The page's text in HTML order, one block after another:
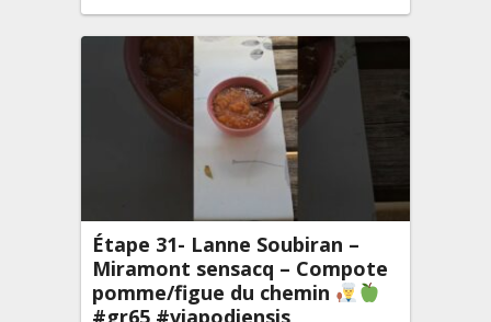
Étape 31- Lanne Soubiran –
Miramont sensacq – Compote
pomme/figue du chemin
#gr65 #viapodiensis